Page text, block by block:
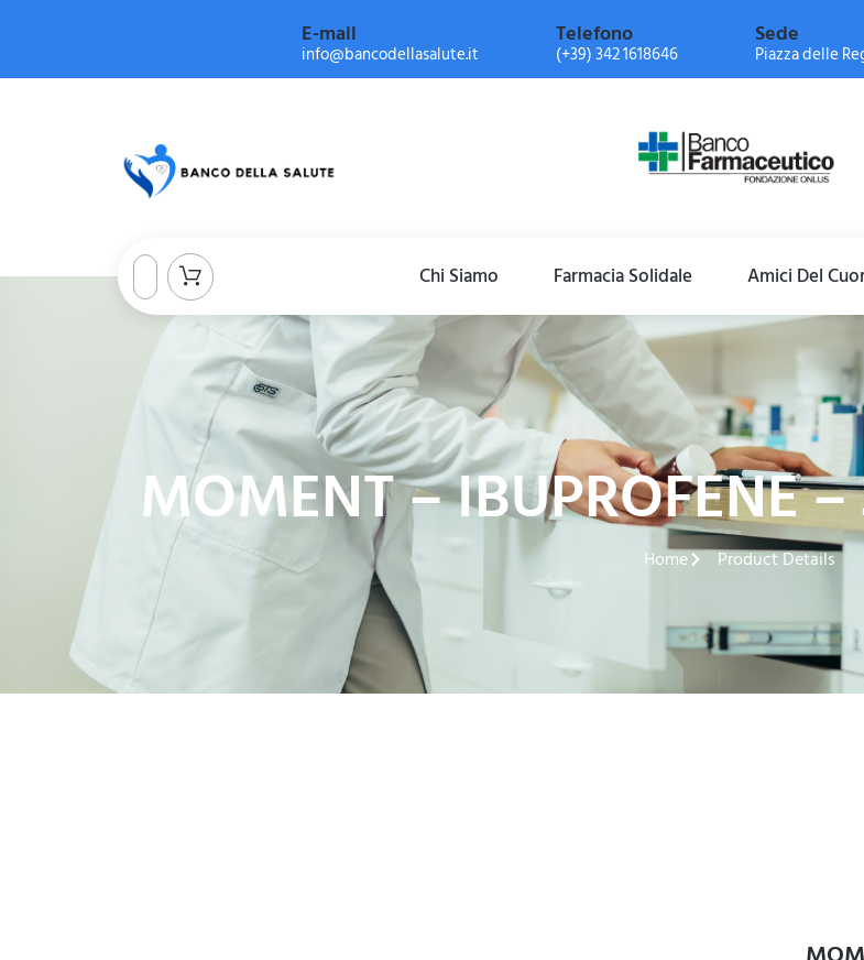
E-mail
info@bancodellasalute.it
Telefono
(+39) 342 1618646
Sede
Piazza delle
Chi Siamo Farmacia Solidale Amici Del
MOMENT – IBUPROFENE
Home Product Details